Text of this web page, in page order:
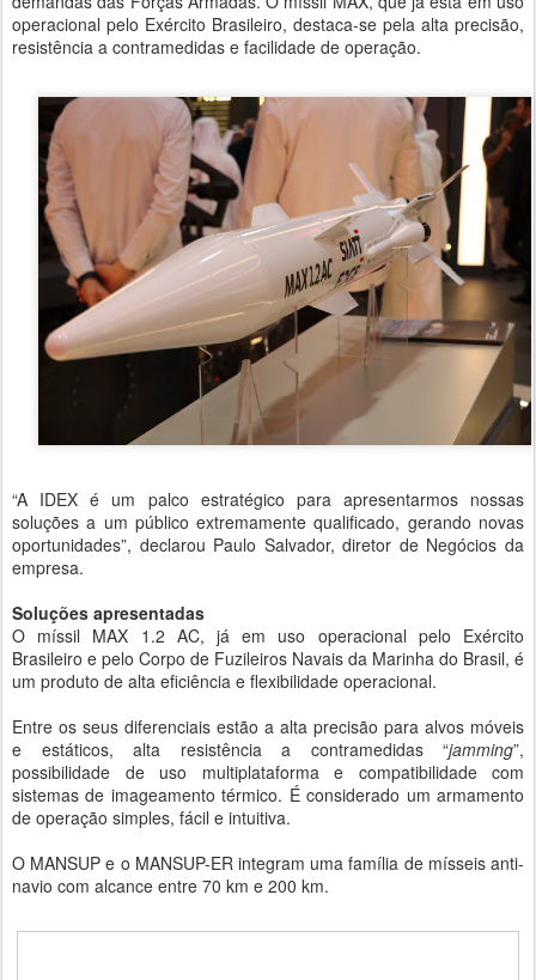
operacional pelo Exército Brasileiro, destaca-se pela alta precisão,
resistência a contramedidas e facilidade de operação.
“A IDEX é um palco estratégico para apresentarmos nossas
soluções a um público extremamente qualificado, gerando novas
oportunidades”, declarou Paulo Salvador, diretor de Negócios da
empresa.
Soluções apresentadas
O míssil MAX 1.2 AC, já em uso operacional pelo Exército
Brasileiro e pelo Corpo de Fuzileiros Navais da Marinha do Brasil, é
um produto de alta eficiência e flexibilidade operacional.
Entre os seus diferenciais estão a alta precisão para alvos móveis
e estáticos, alta resistência a contramedidas “jamming”,
possibilidade de uso multiplataforma e compatibilidade com
sistemas de imageamento térmico. É considerado um armamento
de operação simples, fácil e intuitiva.
O MANSUP e o MANSUP-ER integram uma família de mísseis anti-
navio com alcance entre 70 km e 200 km.